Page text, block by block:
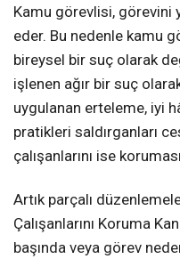
Kamu görevlisi,
eder. Bu nedenle kamu
bireysel bir suç olarak
işlenen ağır bir suç
uygulanan erteleme, iyi
pratikleri saldırganları
çalışanlarını ise
Artık parçalı
Çalışanlarını Koruma
başında veya görev